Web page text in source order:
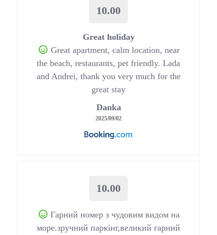
10.00
Great holiday
Great apartment, calm location, near
the beach, restaurants, pet friendly. Lada
and Andrei, thank you very much for the
great stay
Danka
2025/09/02
10.00
Гарний номер з чудовим видом на
море.зручний паркінг,великий гарний